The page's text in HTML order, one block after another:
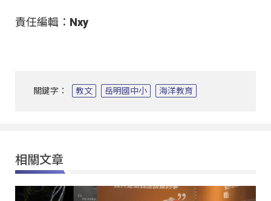
責任編輯：Nxy
關鍵字： 教文 岳明國中小 海洋教育
相關文章